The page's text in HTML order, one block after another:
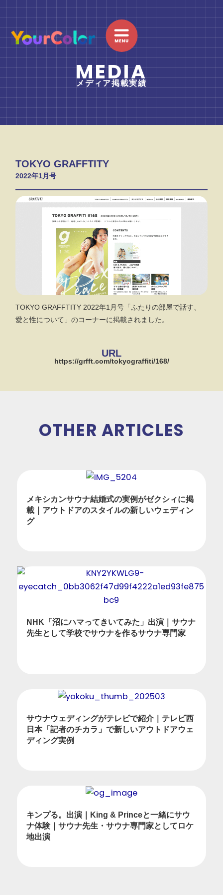
内
容
ス
キ
プ
MEDIA
メディア掲載実績
TOKYO GRAFFTITY
2022年1月号
TOKYO GRAFFTITY 2022年1月号「ふたりの部屋で話す、
愛と性について」のコーナーに掲載されました。
URL
https://grfft.com/tokyograffiti/168/
OTHER ARTICLES
メキシカンサウナ結婚式の実例がゼクシィに掲
載｜アウトドアのスタイルの新しいウェディン
グ
NHK「沼にハマってきいてみた」出演｜サウナ
先生として学校でサウナを作るサウナ専門家
サウナウェディングがテレビで紹介｜テレビ西
日本「記者のチカラ」で新しいアウトドアウェ
ディング実例
キンプる。出演｜King & Princeと一緒にサウ
ナ体験｜サウナ先生・サウナ専門家としてロケ
地出演